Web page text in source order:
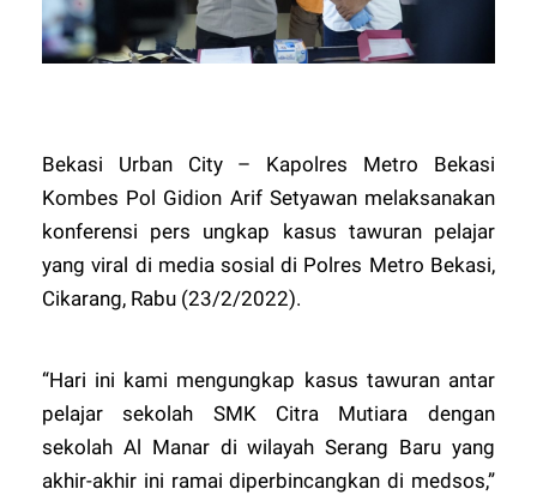
Bekasi Urban City – Kapolres Metro Bekasi
Kombes Pol Gidion Arif Setyawan melaksanakan
konferensi pers ungkap kasus tawuran pelajar
yang viral di media sosial di Polres Metro Bekasi,
Cikarang, Rabu (23/2/2022).
“Hari ini kami mengungkap kasus tawuran antar
pelajar sekolah SMK Citra Mutiara dengan
sekolah Al Manar di wilayah Serang Baru yang
akhir-akhir ini ramai diperbincangkan di medsos,”